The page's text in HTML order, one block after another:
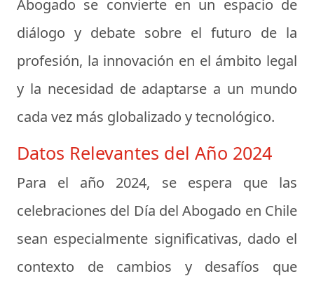
Abogado se convierte en un espacio de
diálogo y debate sobre el futuro de la
profesión, la innovación en el ámbito legal
y la necesidad de adaptarse a un mundo
cada vez más globalizado y tecnológico.
Datos Relevantes del Año 2024
Para el año 2024, se espera que las
celebraciones del Día del Abogado en Chile
sean especialmente significativas, dado el
contexto de cambios y desafíos que